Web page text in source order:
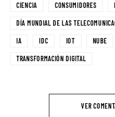
CIENCIA CONSUMIDORES
DÍA MUNDIAL DE LAS
IA IDC IOT NUBE
TRANSFORMACIÓN DIGITAL
VER